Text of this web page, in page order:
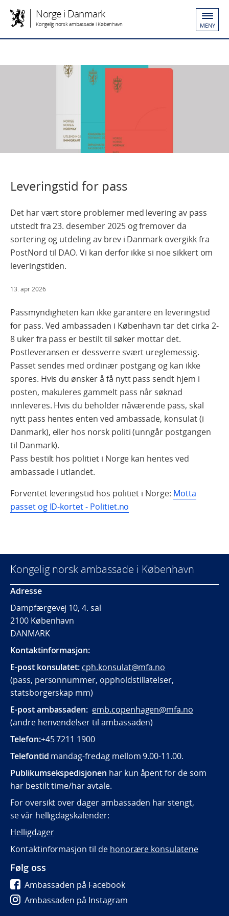
Norge i Danmark
Kongelig norsk ambassade i København MENY
Leveringstid for pass
Det har vært store problemer med levering av pass
utstedt fra 23. desember 2025 og fremover da
sortering og utdeling av brev i Danmark overgikk fra
PostNord til DAO. Vi kan derfor ikke si noe sikkert om
leveringstiden.
13. apr 2026
Passmyndigheten kan ikke garantere en leveringstid
for pass. Ved ambassaden i København tar det cirka 2-
8 uker fra pass er bestilt til søker mottar det.
Postleveransen er dessverre svært ureglemessig.
Passet sendes med ordinær postgang og kan ikke
spores. Hvis du ønsker å få nytt pass sendt hjem i
posten, makuleres gammelt pass når søknad
innleveres. Hvis du beholder nåværende pass, skal
nytt pass hentes enten ved ambassade, konsulat (i
Danmark), eller hos norsk politi (unngår postgangen
til Danmark).
Pass bestilt hos politiet i Norge kan hentes ved
ambassade i utlandet.
Forventet leveringstid hos politiet i Norge: Motta
passet og ID-kortet - Politiet.no
Kongelig norsk ambassade i København
Adresse
Dampfærgevej 10, 4. sal
2100 København
DANMARK
Kontaktinformasjon:
E-post konsulatet: cph.konsulat@mfa.no
(pass, personnummer, oppholdstillatelser,
statsborgerskap mm)
E-post ambassaden: emb.copenhagen@mfa.no
(andre henvendelser til ambassaden)
Telefon:+45 7211 1900
Telefontid mandag-fredag mellom 9.00-11.00.
Publikumsekspedisjonen har kun åpent for de som
har bestilt time/har avtale.
For oversikt over dager ambassaden har stengt,
se vår helligdagskalender:
Helligdager
Kontaktinformasjon til de honorære konsulatene
Følg oss
Ambassaden på Facebook
Ambassaden på Instagram